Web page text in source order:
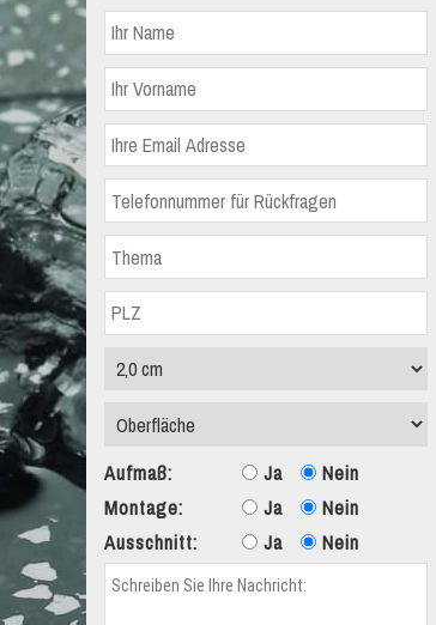
Aufmaß: Ja
Nein
Montage:
Ja
Nein
Ausschnitt:
Ja Nein